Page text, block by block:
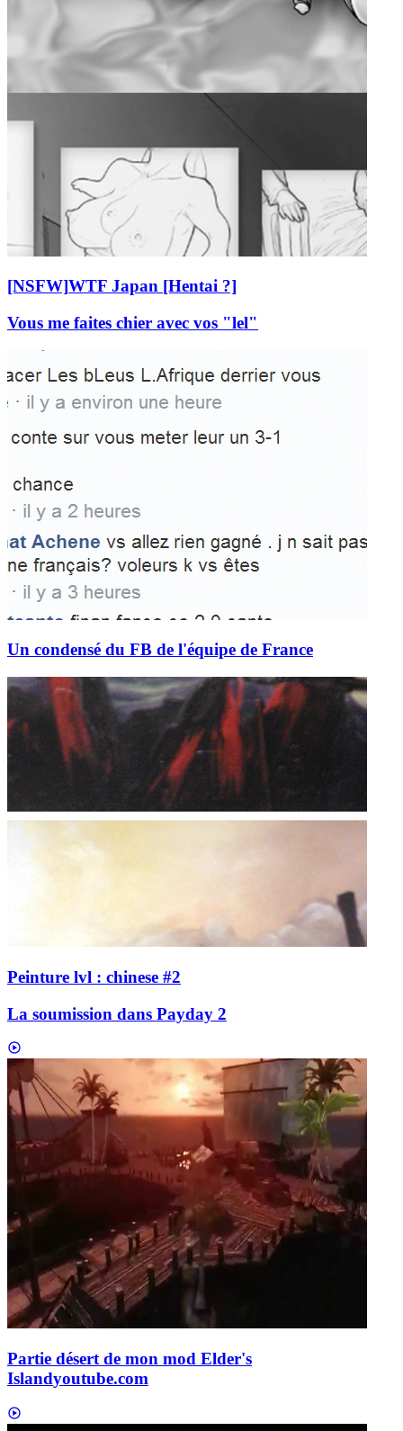
[NSFW]WTF Japan [Hentai ?]
Vous me faites chier avec vos "lel"
Un condensé du FB de l'équipe de France
Peinture lvl : chinese #2
La soumission dans Payday 2
Partie désert de mon mod Elder's
Islandyoutube.com